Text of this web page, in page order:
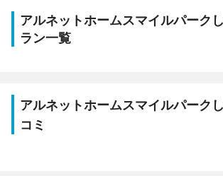
アルネットホームスマイルパーク
ラン一覧
アルネットホームスマイルパーク
コミ